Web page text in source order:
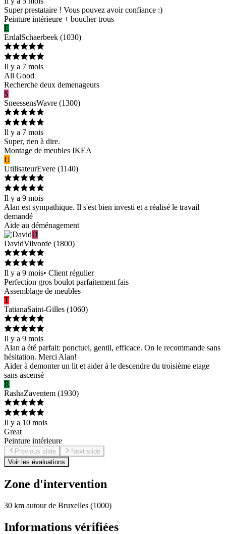
Super prestataire ! Vous pouvez avoir confiance :)
Peinture intérieure + boucher trous
E
ErdalSchaerbeek (1030)
Il y a 7 mois
All Good
Recherche deux demenageurs
S
SneessensWavre (1300)
Il y a 7 mois
Super, rien à dire.
Montage de meubles IKEA
U
UtilisateurEvere (1140)
Il y a 9 mois
Alan est sympathique. Il s'est bien investi et a réalisé le travail
demandé
Aide au déménagement
D
DavidVilvorde (1800)
Il y a 9 mois• Client régulier
Perfection gros boulot parfaitement fais
Assemblage de meubles
T
TatianaSaint-Gilles (1060)
Il y a 9 mois
Alan a été parfait: ponctuel, gentil, efficace. On le recommande sans
hésitation. Merci Alan!
Aider à demonter un lit et aider à le descendre du troisième etage
sans ascensé
R
RashaZaventem (1930)
Il y a 10 mois
Great
Peinture intérieure
Previous slide
Next slide
Voir les évaluations
Zone d'intervention
30 km autour de Bruxelles (1000)
Informations vérifiées